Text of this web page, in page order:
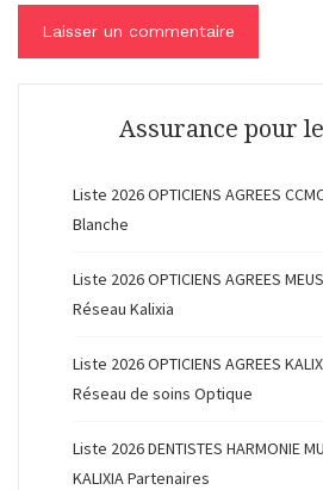
Assurance pour
Liste 2026 OPTICIENS AGREES
Blanche
Liste 2026 OPTICIENS AGREES
Réseau Kalixia
Liste 2026 OPTICIENS AGREES
Réseau de soins Optique
Liste 2026 DENTISTES HARMONIE
KALIXIA Partenaires